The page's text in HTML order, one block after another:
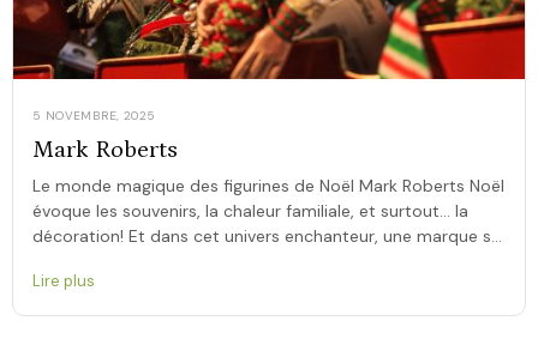
5 NOVEMBRE, 2025
Mark Roberts
Le monde magique des figurines de Noël Mark Roberts Noël
évoque les souvenirs, la chaleur familiale, et surtout… la
décoration! Et dans cet univers enchanteur, une marque se
Lire plus